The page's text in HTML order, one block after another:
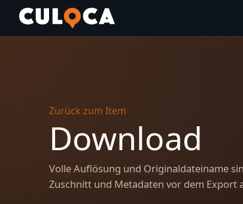
Zurück zum Item
Download
Volle Auflösung und Originaldateiname
Zuschnitt und Metadaten vor dem Export